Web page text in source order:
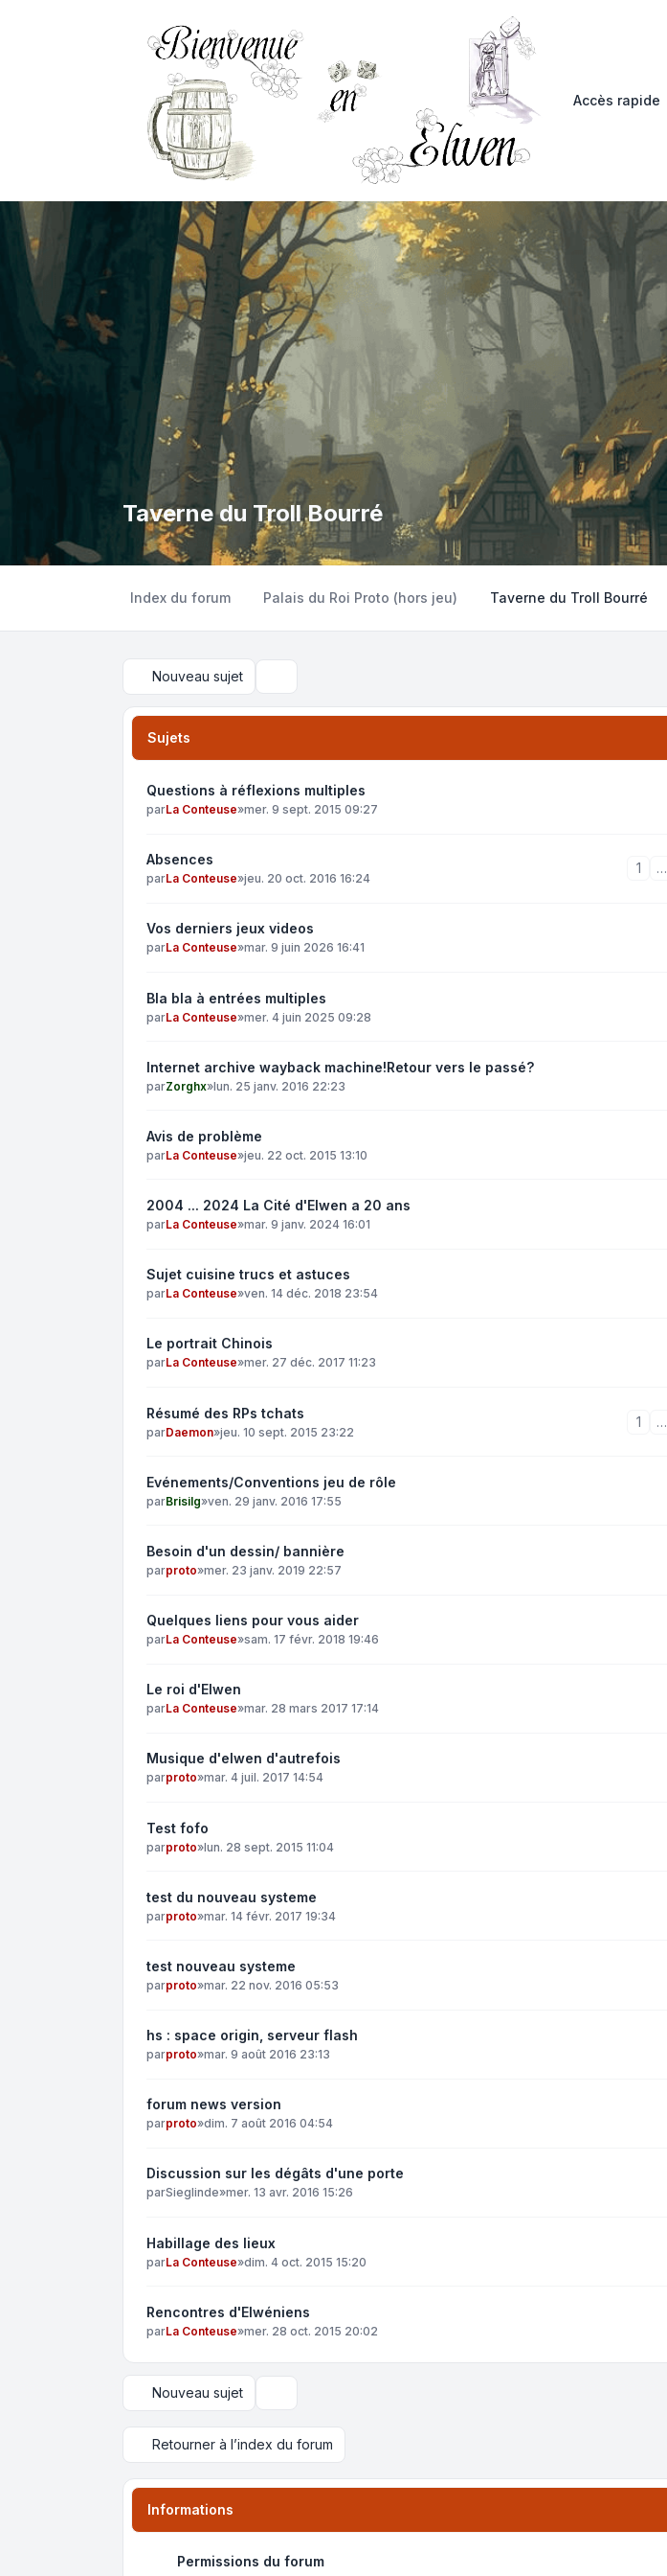
Accès rapide
Taverne du Troll Bourré
Index du forum Palais du Roi Proto (hors jeu) Taverne du Troll Bourré
Nouveau sujet
Sujets
Questions à réflexions multiples
parLa Conteuse»mer. 9 sept. 2015 09:27
Absences
parLa Conteuse»jeu. 20 oct. 2016 16:24
1 …
Vos derniers jeux videos
parLa Conteuse»mar. 9 juin 2026 16:41
Bla bla à entrées multiples
parLa Conteuse»mer. 4 juin 2025 09:28
Internet archive wayback machine!Retour vers le passé?
parZorghx»lun. 25 janv. 2016 22:23
Avis de problème
parLa Conteuse»jeu. 22 oct. 2015 13:10
2004 ... 2024 La Cité d'Elwen a 20 ans
parLa Conteuse»mar. 9 janv. 2024 16:01
Sujet cuisine trucs et astuces
parLa Conteuse»ven. 14 déc. 2018 23:54
Le portrait Chinois
parLa Conteuse»mer. 27 déc. 2017 11:23
Résumé des RPs tchats
parDaemon»jeu. 10 sept. 2015 23:22
1 …
Evénements/Conventions jeu de rôle
parBrisilg»ven. 29 janv. 2016 17:55
Besoin d'un dessin/ bannière
parproto»mer. 23 janv. 2019 22:57
Quelques liens pour vous aider
parLa Conteuse»sam. 17 févr. 2018 19:46
Le roi d'Elwen
parLa Conteuse»mar. 28 mars 2017 17:14
Musique d'elwen d'autrefois
parproto»mar. 4 juil. 2017 14:54
Test fofo
parproto»lun. 28 sept. 2015 11:04
test du nouveau systeme
parproto»mar. 14 févr. 2017 19:34
test nouveau systeme
parproto»mar. 22 nov. 2016 05:53
hs : space origin, serveur flash
parproto»mar. 9 août 2016 23:13
forum news version
parproto»dim. 7 août 2016 04:54
Discussion sur les dégâts d'une porte
parSieglinde»mer. 13 avr. 2016 15:26
Habillage des lieux
parLa Conteuse»dim. 4 oct. 2015 15:20
Rencontres d'Elwéniens
parLa Conteuse»mer. 28 oct. 2015 20:02
Nouveau sujet
Retourner à l’index du forum
Informations
Permissions du forum